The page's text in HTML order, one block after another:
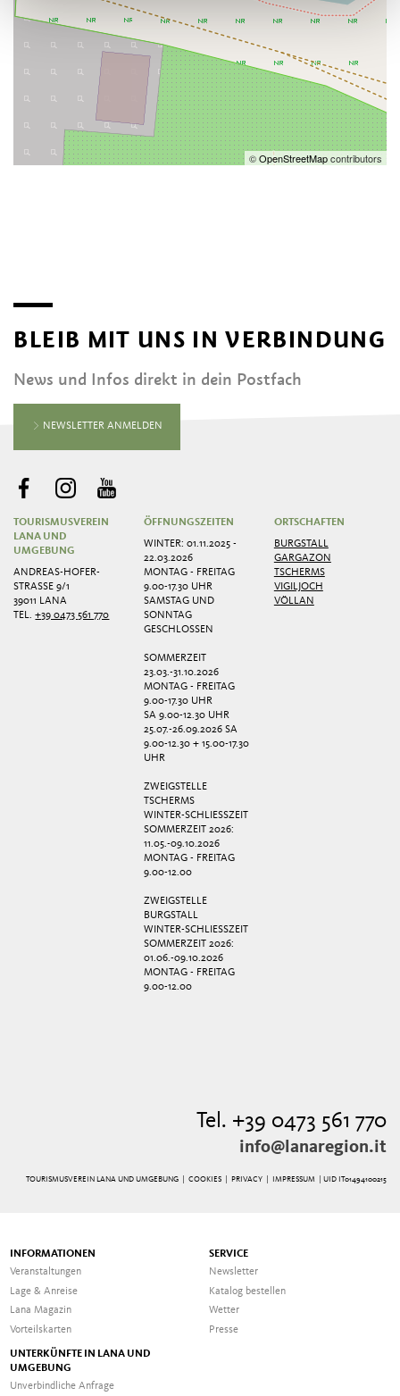
©OpenStreetMapcontributors
BLEIB MIT UNS IN VERBINDUNG
News und Infos direkt in dein Postfach
NEWSLETTER ANMELDEN
TOURISMUSVEREIN
LANA UND
UMGEBUNG
ANDREAS-HOFER-
STRASSE 9/1
39011 LANA
TEL.+39 0473 561 770
ÖFFNUNGSZEITEN
WINTER: 01.11.2025 -
22.03.2026
MONTAG - FREITAG
9.00-17.30 UHR
SAMSTAG UND
SONNTAG
GESCHLOSSEN
SOMMERZEIT
23.03.-31.10.2026
MONTAG - FREITAG
9.00-17.30 UHR
SA 9.00-12.30 UHR
25.07.-26.09.2026 SA
9.00-12.30 + 15.00-17.30
UHR
ZWEIGSTELLE
TSCHERMS
WINTER-SCHLIESSZEIT
SOMMERZEIT 2026:
11.05.-09.10.2026
MONTAG - FREITAG
9.00-12.00
ZWEIGSTELLE
BURGSTALL
WINTER-SCHLIESSZEIT
SOMMERZEIT 2026:
01.06.-09.10.2026
MONTAG - FREITAG
9.00-12.00
ORTSCHAFTEN
BURGSTALL
GARGAZON
TSCHERMS
VIGILJOCH
VÖLLAN
Tel. +39 0473 561 770
info@lanaregion.it
TOURISMUSVEREIN LANA UND UMGEBUNG | COOKIES| PRIVACY| IMPRESSUM | UID IT01494100215
INFORMATIONEN
Veranstaltungen
Lage & Anreise
Lana Magazin
Vorteilskarten
SERVICE
Newsletter
Katalog bestellen
Wetter
Presse
UNTERKÜNFTE IN LANA UND
UMGEBUNG
Unverbindliche Anfrage